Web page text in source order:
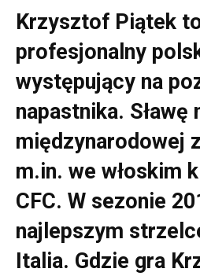
Krzysztof Piątek
profesjonalny
występujący na
napastnika. Sławę
międzynarodowej
m.in. we włoskim
CFC. W sezonie
najlepszym
Italia. Gdzie gra